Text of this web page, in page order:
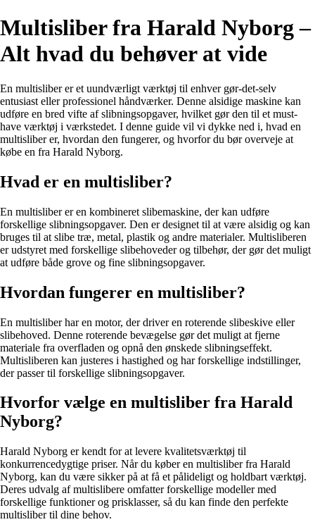
Multisliber fra Harald Nyborg –
Alt hvad du behøver at vide
En multisliber er et uundværligt værktøj til enhver gør-det-selv
entusiast eller professionel håndværker. Denne alsidige maskine kan
udføre en bred vifte af slibningsopgaver, hvilket gør den til et must-
have værktøj i værkstedet. I denne guide vil vi dykke ned i, hvad en
multisliber er, hvordan den fungerer, og hvorfor du bør overveje at
købe en fra Harald Nyborg.
Hvad er en multisliber?
En multisliber er en kombineret slibemaskine, der kan udføre
forskellige slibningsopgaver. Den er designet til at være alsidig og kan
bruges til at slibe træ, metal, plastik og andre materialer. Multisliberen
er udstyret med forskellige slibehoveder og tilbehør, der gør det muligt
at udføre både grove og fine slibningsopgaver.
Hvordan fungerer en multisliber?
En multisliber har en motor, der driver en roterende slibeskive eller
slibehoved. Denne roterende bevægelse gør det muligt at fjerne
materiale fra overfladen og opnå den ønskede slibningseffekt.
Multisliberen kan justeres i hastighed og har forskellige indstillinger,
der passer til forskellige slibningsopgaver.
Hvorfor vælge en multisliber fra Harald
Nyborg?
Harald Nyborg er kendt for at levere kvalitetsværktøj til
konkurrencedygtige priser. Når du køber en multisliber fra Harald
Nyborg, kan du være sikker på at få et pålideligt og holdbart værktøj.
Deres udvalg af multislibere omfatter forskellige modeller med
forskellige funktioner og prisklasser, så du kan finde den perfekte
multisliber til dine behov.